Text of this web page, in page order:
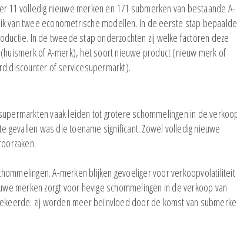
volledig nieuwe merken en 171 submerken van bestaande A-
van twee econometrische modellen. In de eerste stap
In de tweede stap onderzochten zij welke factoren deze
of A-merk), het soort nieuwe product (nieuw merk of
discounter of servicesupermarkt).
vaak leiden tot grotere schommelingen in de
gevallen was die toename significant. Zowel volledig nieuwe
A-merken blijken gevoeliger voor verkoopvolatiliteit
merken zorgt voor hevige schommelingen in de verkoop van
zij worden meer beïnvloed door de komst van